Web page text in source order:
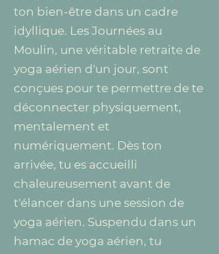
ton bien-être dans un cadre
idyllique. Les Journées au
Moulin, une véritable retraite de
yoga aérien d'un jour, sont
conçues pour te permettre de te
déconnecter physiquement,
mentalement et
numériquement. Dès ton
arrivée, tu es accueilli
chaleureusement avant de
t'élancer dans une session de
yoga aérien. Suspendu dans un
hamac de yoga aérien, tu